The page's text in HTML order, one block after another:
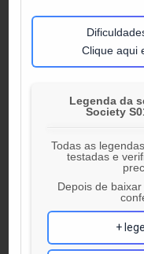
Clique aqui
Legenda da
Society
Todas as
testadas e
Depois de
+